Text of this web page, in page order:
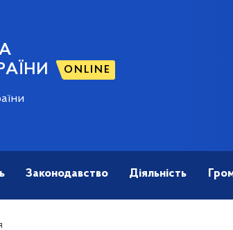
ONLINE
Законодавство Діяльність